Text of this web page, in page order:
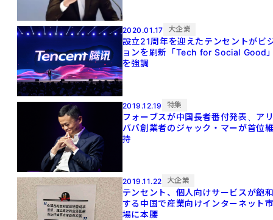
2020.01.17 大企業
設立21周年を迎えたテンセントがビ
ョンを刷新「Tech for Social Good
を強調
2019.12.19 特集
フォーブスが中国長者番付発表、ア
ババ創業者のジャック・マーが首位
持
2019.11.22 大企業
テンセント、個人向けサービスが飽
する中国で産業向けインターネット
場に本腰